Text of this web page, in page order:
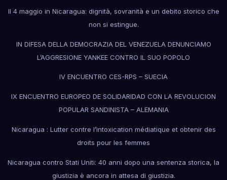
Il 4 maggio in Nicaragua: dignità, sovranità e un debito storico che
non si estingue.
IN DIFESA DELLA DEMOCRAZIA DEL VENEZUELA DENUNCIAMO
L’AGGRESIONE YANKEE CONTRO IL SUO POPOLO
IV ENCUENTRO CES-RPS – SUECIA
IX ENCUENTRO EUROPEO DE SOLIDARIDAD CON LA REVOLUCION
POPULAR SANDINISTA – ALEMANIA
Nicaragua : Lutter contre l’intoxication médiatique et obtenir des
droits pour les femmes
Nicaragua contro Stati Uniti: 40 anni dopo una sentenza storica, la
giustizia è ancora in attesa di giustizia.